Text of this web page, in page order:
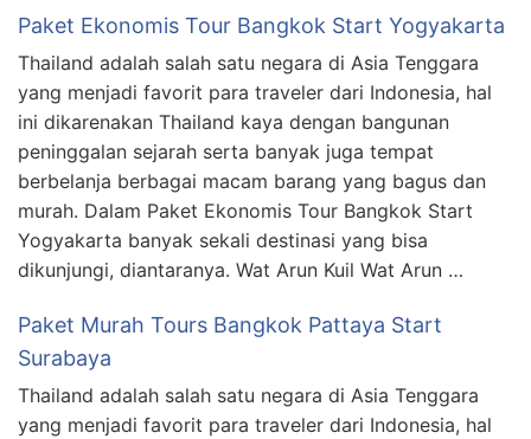
Paket Ekonomis Tour Bangkok Start Yogyakarta
Thailand adalah salah satu negara di Asia Tenggara
yang menjadi favorit para traveler dari Indonesia, hal
ini dikarenakan Thailand kaya dengan bangunan
peninggalan sejarah serta banyak juga tempat
berbelanja berbagai macam barang yang bagus dan
murah. Dalam Paket Ekonomis Tour Bangkok Start
Yogyakarta banyak sekali destinasi yang bisa
dikunjungi, diantaranya. Wat Arun Kuil Wat Arun …
Paket Murah Tours Bangkok Pattaya Start
Surabaya
Thailand adalah salah satu negara di Asia Tenggara
yang menjadi favorit para traveler dari Indonesia, hal